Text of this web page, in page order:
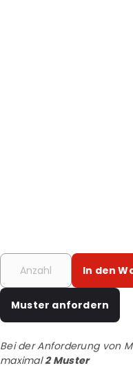
In den
Muster anfordern
Bei der Anforderung von
maximal2 Muster